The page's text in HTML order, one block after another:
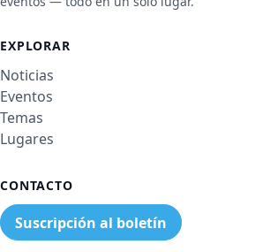
EXPLORAR
Noticias
Eventos
Temas
Lugares
CONTACTO
Suscripción al boletín